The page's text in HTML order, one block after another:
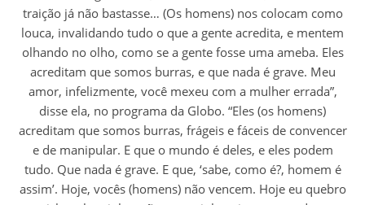
traição já não bastasse… (Os homens) nos colocam como
louca, invalidando tudo o que a gente acredita, e mentem
olhando no olho, como se a gente fosse uma ameba. Eles
acreditam que somos burras, e que nada é grave. Meu
amor, infelizmente, você mexeu com a mulher errada”,
disse ela, no programa da Globo. “Eles (os homens)
acreditam que somos burras, frágeis e fáceis de convencer
e de manipular. E que o mundo é deles, e eles podem
tudo. Que nada é grave. E que, ‘sabe, como é?, homem é
assim’. Hoje, vocês (homens) não vencem. Hoje eu quebro